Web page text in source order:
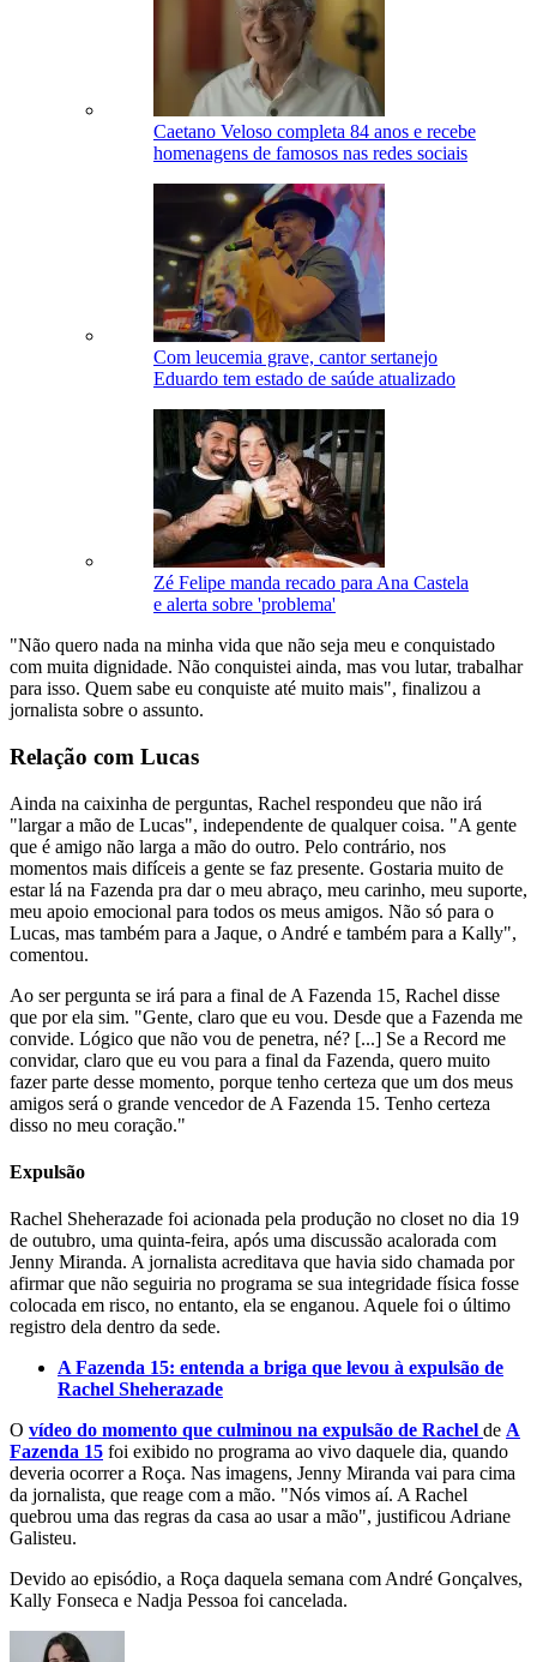
Caetano Veloso completa 84 anos e recebe
homenagens de famosos nas redes sociais
Com leucemia grave, cantor sertanejo
Eduardo tem estado de saúde atualizado
Zé Felipe manda recado para Ana Castela
e alerta sobre 'problema'
"Não quero nada na minha vida que não seja meu e conquistado
com muita dignidade. Não conquistei ainda, mas vou lutar, trabalhar
para isso. Quem sabe eu conquiste até muito mais", finalizou a
jornalista sobre o assunto.
Relação com Lucas
Ainda na caixinha de perguntas, Rachel respondeu que não irá
"largar a mão de Lucas", independente de qualquer coisa. "A gente
que é amigo não larga a mão do outro. Pelo contrário, nos
momentos mais difíceis a gente se faz presente. Gostaria muito de
estar lá na Fazenda pra dar o meu abraço, meu carinho, meu suporte,
meu apoio emocional para todos os meus amigos. Não só para o
Lucas, mas também para a Jaque, o André e também para a Kally",
comentou.
Ao ser pergunta se irá para a final de A Fazenda 15, Rachel disse
que por ela sim. "Gente, claro que eu vou. Desde que a Fazenda me
convide. Lógico que não vou de penetra, né? [...] Se a Record me
convidar, claro que eu vou para a final da Fazenda, quero muito
fazer parte desse momento, porque tenho certeza que um dos meus
amigos será o grande vencedor de A Fazenda 15. Tenho certeza
disso no meu coração."
Expulsão
Rachel Sheherazade foi acionada pela produção no closet no dia 19
de outubro, uma quinta-feira, após uma discussão acalorada com
Jenny Miranda. A jornalista acreditava que havia sido chamada por
afirmar que não seguiria no programa se sua integridade física fosse
colocada em risco, no entanto, ela se enganou. Aquele foi o último
registro dela dentro da sede.
A Fazenda 15: entenda a briga que levou à expulsão de
Rachel Sheherazade
O vídeo do momento que culminou na expulsão de Rachel de A
Fazenda 15 foi exibido no programa ao vivo daquele dia, quando
deveria ocorrer a Roça. Nas imagens, Jenny Miranda vai para cima
da jornalista, que reage com a mão. "Nós vimos aí. A Rachel
quebrou uma das regras da casa ao usar a mão", justificou Adriane
Galisteu.
Devido ao episódio, a Roça daquela semana com André Gonçalves,
Kally Fonseca e Nadja Pessoa foi cancelada.